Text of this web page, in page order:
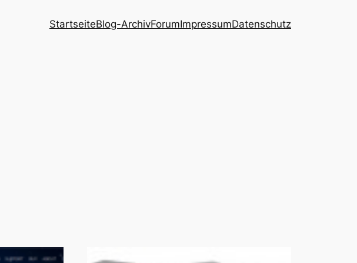
StartseiteBlog-ArchivForumImpressumDatenschutz